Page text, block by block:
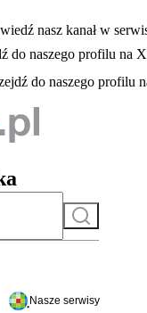
- otwiera się w nowej karcie
nasz kanał w
nowej karcie
do naszego profilu na
- otwiera się w nowej karcie
do naszego profilu
Szukaj
do serwisu
Nasze serwisy